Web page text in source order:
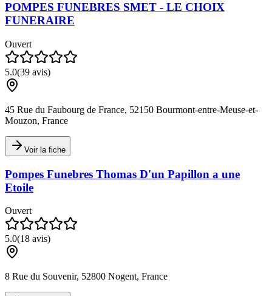
POMPES FUNEBRES SMET - LE CHOIX
FUNERAIRE
Ouvert
5.0(39 avis)
45 Rue du Faubourg de France, 52150 Bourmont-entre-Meuse-et-
Mouzon, France
Voir la fiche
Pompes Funebres Thomas D'un Papillon a une
Etoile
Ouvert
5.0(18 avis)
8 Rue du Souvenir, 52800 Nogent, France